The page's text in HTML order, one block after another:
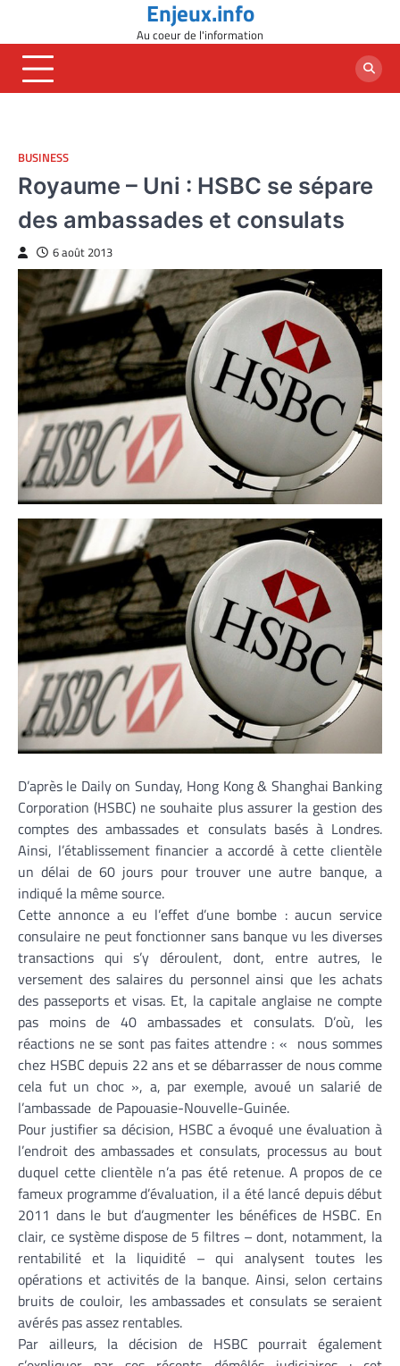
content
Enjeux.info
Au coeur de l'information
BUSINESS
Royaume – Uni : HSBC se sépare
des ambassades et consulats
6 août 2013
D’après le Daily on Sunday, Hong Kong & Shanghai Banking
Corporation (HSBC) ne souhaite plus assurer la gestion des
comptes des ambassades et consulats basés à Londres.
Ainsi, l’établissement financier a accordé à cette clientèle
un délai de 60 jours pour trouver une autre banque, a
indiqué la même source.
Cette annonce a eu l’effet d’une bombe : aucun service
consulaire ne peut fonctionner sans banque vu les diverses
transactions qui s’y déroulent, dont, entre autres, le
versement des salaires du personnel ainsi que les achats
des passeports et visas. Et, la capitale anglaise ne compte
pas moins de 40 ambassades et consulats. D’où, les
réactions ne se sont pas faites attendre : « nous sommes
chez HSBC depuis 22 ans et se débarrasser de nous comme
cela fut un choc », a, par exemple, avoué un salarié de
l’ambassade de Papouasie-Nouvelle-Guinée.
Pour justifier sa décision, HSBC a évoqué une évaluation à
l’endroit des ambassades et consulats, processus au bout
duquel cette clientèle n’a pas été retenue. A propos de ce
fameux programme d’évaluation, il a été lancé depuis début
2011 dans le but d’augmenter les bénéfices de HSBC. En
clair, ce système dispose de 5 filtres – dont, notamment, la
rentabilité et la liquidité – qui analysent toutes les
opérations et activités de la banque. Ainsi, selon certains
bruits de couloir, les ambassades et consulats se seraient
avérés pas assez rentables.
Par ailleurs, la décision de HSBC pourrait également